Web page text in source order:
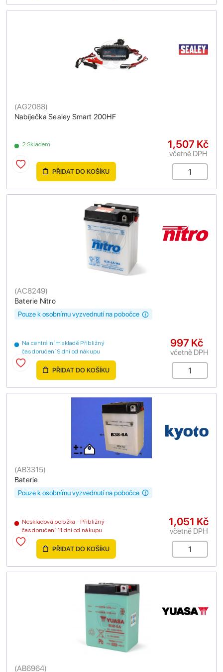
Nabíječka Sealey Smart 200HF
(AG2088)
2 Skladem 1,507 Kč
včetně DPH
PŘIDAT DO KOŠÍKU
Baterie Nitro
(AC8249)
Na centrálním skladě Přibližný
čas doručení 9 dní od nákupu
Pouze k osobnímu vyzvednutí na pobočce
997 Kč
včetně DPH
PŘIDAT DO KOŠÍKU
Baterie
(AB3315)
Neskladová položka - Přibližný
čas doručení 11 dní od nákupu
Pouze k osobnímu vyzvednutí na pobočce
1,051 Kč
včetně DPH
PŘIDAT DO KOŠÍKU
(AB6964)